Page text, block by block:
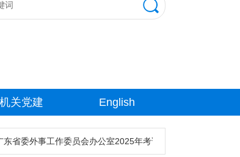
机关党建 English
省委外事工作委员会办公室2025年考试录用公务员资格审核公